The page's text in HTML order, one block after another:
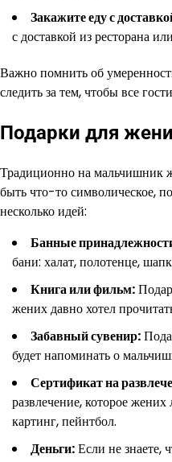
Закажите еду с
с доставкой из ресторана
Важно помнить об
следить за тем, чтобы все
Подарки для
Традиционно на мальчишник
быть что-то символическое,
несколько идей:
Банные
бани: халат, полотенце,
Книга или фильм:
жених давно хотел
Забавный сувенир:
будет напоминать о
Сертификат на
развлечение, которое
картинг, пейнтбол.
Деньги:Если не знаете,